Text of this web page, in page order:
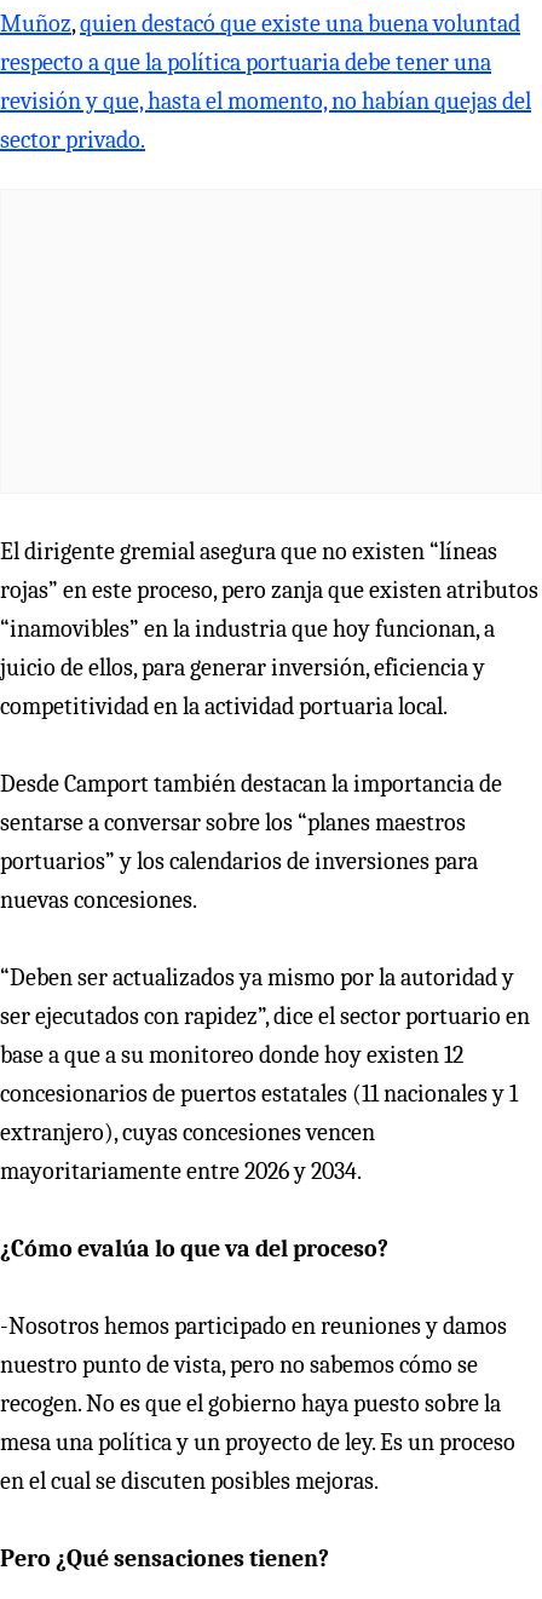
Muñoz,quien destacó que existe una buena voluntad
respecto a que la política portuaria debe tener una
revisión y que, hasta el momento, no habían quejas del
sector privado.
El dirigente gremial asegura que no existen “líneas
rojas” en este proceso, pero zanja que existen atributos
“inamovibles” en la industria que hoy funcionan, a
juicio de ellos, para generar inversión, eficiencia y
competitividad en la actividad portuaria local.
Desde Camport también destacan la importancia de
sentarse a conversar sobre los “planes maestros
portuarios” y los calendarios de inversiones para
nuevas concesiones.
“Deben ser actualizados ya mismo por la autoridad y
ser ejecutados con rapidez”, dice el sector portuario en
base a que a su monitoreo donde hoy existen 12
concesionarios de puertos estatales (11 nacionales y 1
extranjero), cuyas concesiones vencen
mayoritariamente entre 2026 y 2034.
¿Cómo evalúa lo que va del proceso?
-Nosotros hemos participado en reuniones y damos
nuestro punto de vista, pero no sabemos cómo se
recogen. No es que el gobierno haya puesto sobre la
mesa una política y un proyecto de ley. Es un proceso
en el cual se discuten posibles mejoras.
Pero ¿Qué sensaciones tienen?